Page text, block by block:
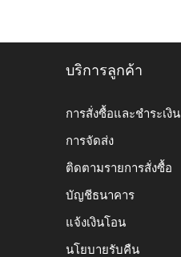
บริการลูกค้า
การสั่งซื้อและชำระเงิน
การจัดส่ง
ติดตามรายการสั่งซื้อ
บัญชีธนาคาร
แจ้งเงินโอน
นโยบายรับคืน